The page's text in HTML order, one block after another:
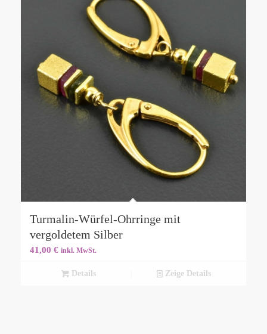
Turmalin-Würfel-Ohrringe mit
vergoldetem Silber
41,00 € inkl. MwSt.
Details Zeige Details